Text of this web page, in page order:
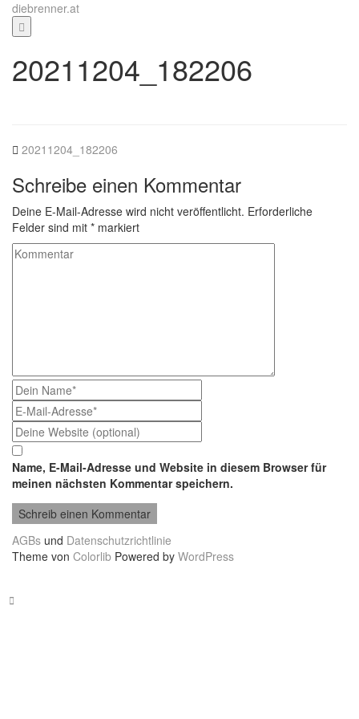
Zum
Inhalt
springen
diebrenner.at
20211204_182206
20211204_182206
Schreibe einen Kommentar
Deine E-Mail-Adresse wird nicht veröffentlicht. Erforderliche
Felder sind mit * markiert
Name, E-Mail-Adresse und Website in diesem Browser für
meinen nächsten Kommentar speichern.
AGBs und Datenschutzrichtlinie
Theme von Colorlib Powered by WordPress